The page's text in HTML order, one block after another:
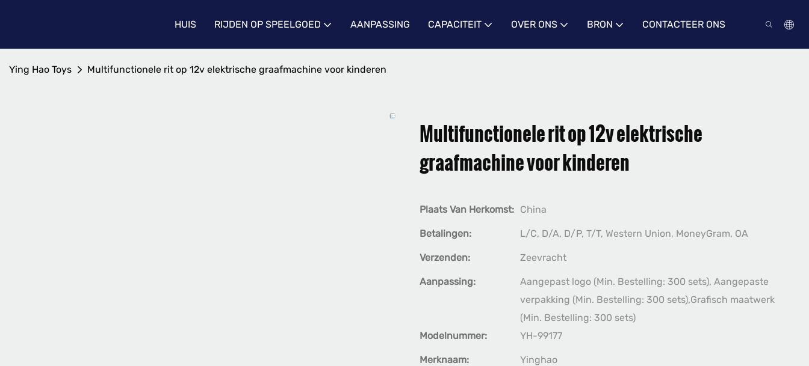
HUIS RIJDEN OP SPEELGOED AANPASSING CAPACITEIT OVER ONS BRON CONTACTEER ONS
Ying Hao Toys Multifunctionele rit op 12v elektrische graafmachine voor kinderen
Multifunctionele rit op 12v elektrische
graafmachine voor kinderen
Plaats Van Herkomst: China
Betalingen: L/C, D/A, D/P, T/T, Western Union, MoneyGram, OA
Verzenden: Zeevracht
Aanpassing:
Aangepast logo (Min. Bestelling: 300 sets), Aangepaste
verpakking (Min. Bestelling: 300 sets),Grafisch maatwerk
(Min. Bestelling: 300 sets)
Modelnummer:
YH-99177
Merknaam: Yinghao